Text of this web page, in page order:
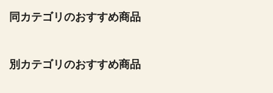
同カテゴリのおすすめ商品
別カテゴリのおすすめ商品